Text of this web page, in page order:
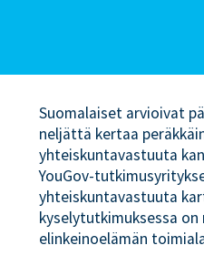
Suomalaiset arvioivat
neljättä kertaa
yhteiskuntavastuuta
YouGov-
yhteiskuntavastuuta
kyselytutkimuksessa on
elinkeinoelämän